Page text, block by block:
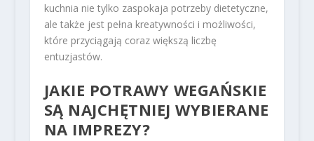
kuchnia nie tylko zaspokaja potrzeby dietetyczne,
ale także jest pełna kreatywności i możliwości,
które przyciągają coraz większą liczbę
entuzjastów.
JAKIE POTRAWY WEGAŃSKIE
SĄ NAJCHĘTNIEJ WYBIERANE
NA IMPREZY?